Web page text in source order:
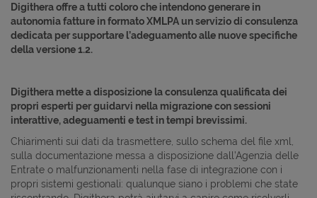
Digithera offre a tutti coloro che intendono generare in
autonomia fatture in formato XMLPA un servizio di consulenza
dedicata per supportare l’adeguamento alle nuove specifiche
della versione 1.2.
Digithera mette a disposizione la consulenza qualificata dei
propri esperti per guidarvi nella migrazione con sessioni
interattive, adeguamenti e test in tempi brevissimi.
Chiarimenti sui dati da trasmettere, sullo schema del file xml,
sulla documentazione messa a disposizione dall’Agenzia delle
Entrate o malfunzionamenti nella fase di integrazione con i
propri sistemi gestionali: qualunque siano i problemi che state